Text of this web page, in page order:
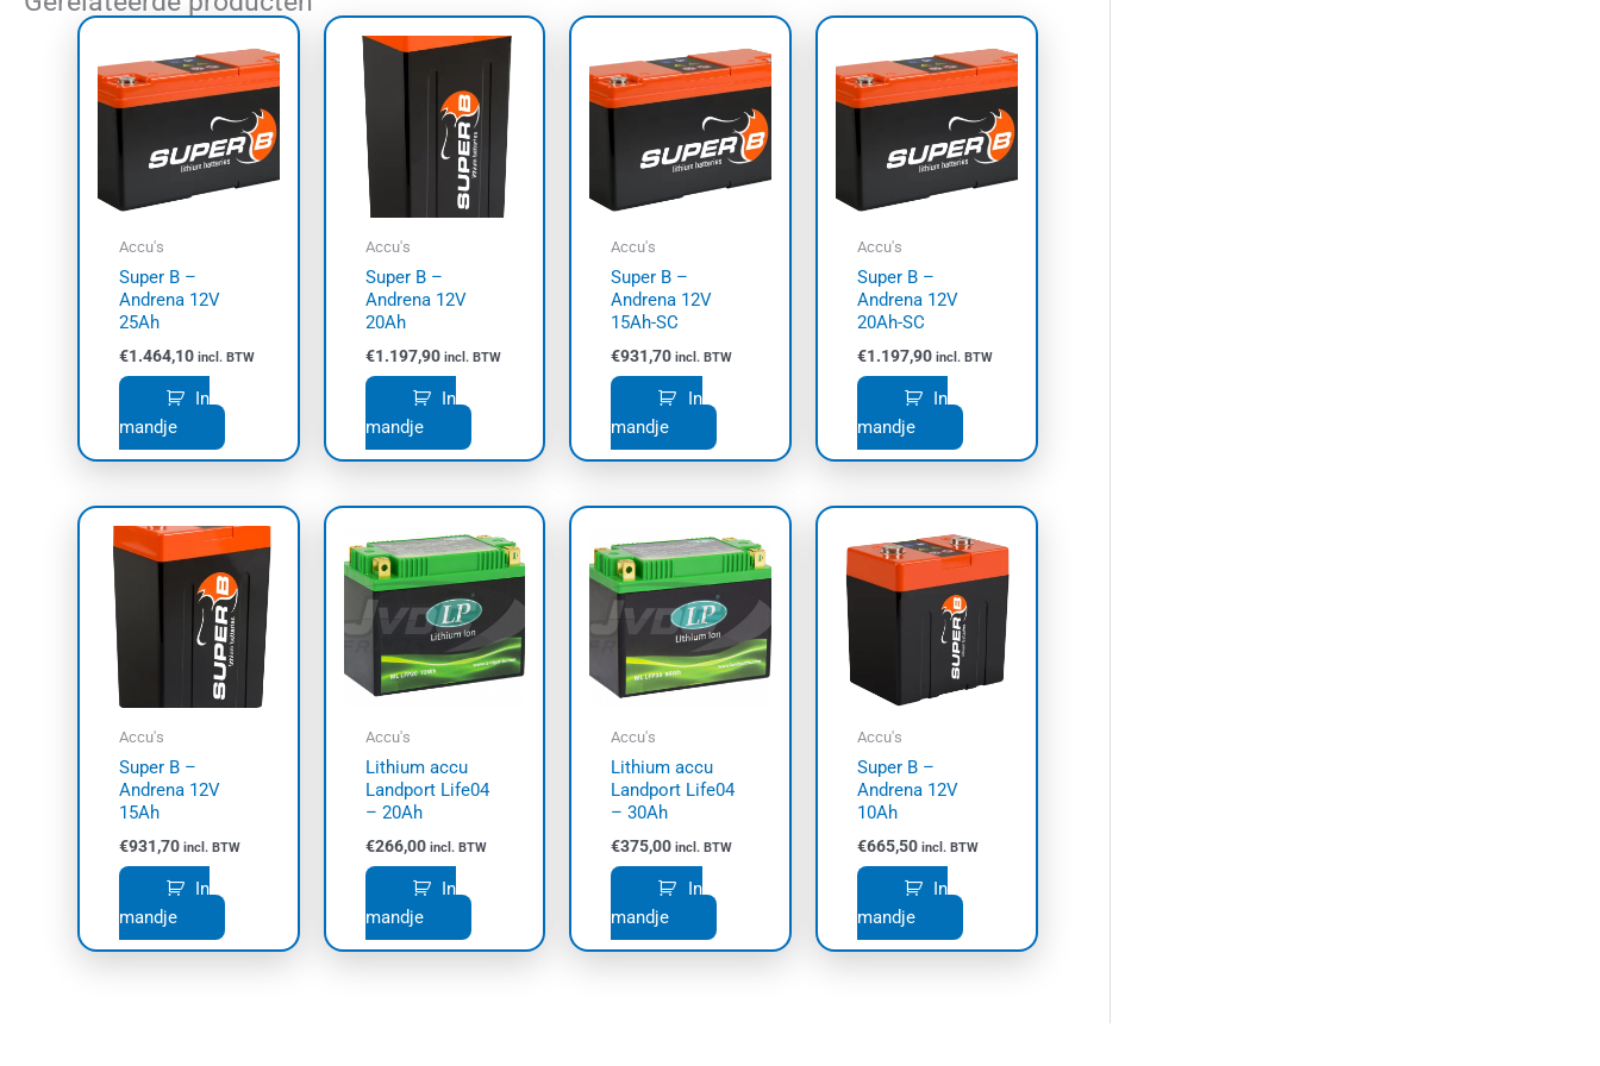
Accu's
Super B –
Andrena 12V
25Ah
€1.464,10 incl. BTW
In
mandje
Accu's
Super B –
Andrena 12V
20Ah
€1.197,90 incl. BTW
In
mandje
Accu's
Super B –
Andrena 12V
15Ah-SC
€931,70 incl. BTW
In
mandje
Accu's
Super B –
Andrena 12V
20Ah-SC
€1.197,90 incl. BTW
In
mandje
Accu's
Super B –
Andrena 12V
15Ah
€931,70 incl. BTW
In
mandje
Accu's
Lithium accu
Landport Life04
– 20Ah
€266,00 incl. BTW
In
mandje
Accu's
Lithium accu
Landport Life04
– 30Ah
€375,00 incl. BTW
In
mandje
Accu's
Super B –
Andrena 12V
10Ah
€665,50 incl. BTW
In
mandje